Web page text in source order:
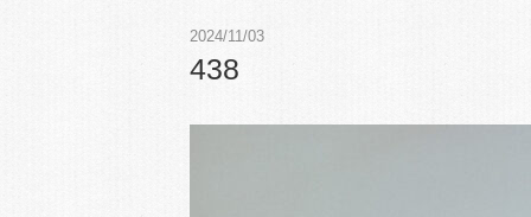
2024/11/03
438